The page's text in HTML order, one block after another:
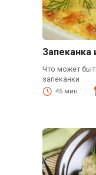
Запеканка
Что может
запеканки
45 мин.